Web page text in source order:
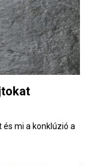
mi a konklúzió a